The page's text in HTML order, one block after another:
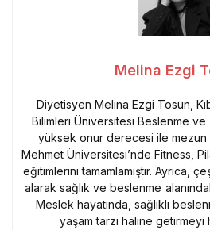
Melina Ezgi
Diyetisyen Melina Ezgi Tosun,
Bilimleri Üniversitesi Beslenme
yüksek onur derecesi ile mezun
Mehmet Üniversitesi’nde Fitness,
eğitimlerini tamamlamıştır. Ayrıca,
alarak sağlık ve beslenme
Meslek hayatında, sağlıklı
yaşam tarzı haline